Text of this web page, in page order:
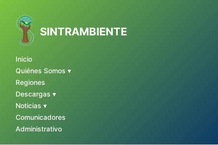
SINTRAMBIENTE
Inicio
Quiénes Somos ▾
Regiones
Descargas ▾
Noticias ▾
Comunicadores
Administrativo
contenido